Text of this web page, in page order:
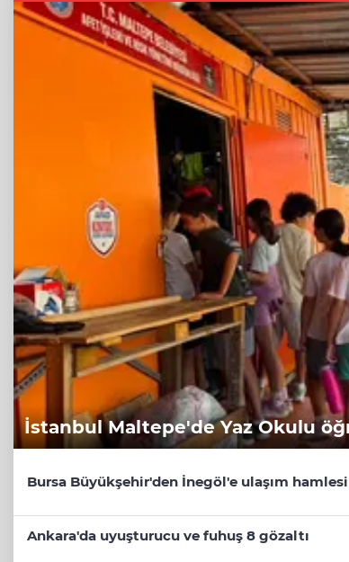
İstanbul Maltepe'de Yaz Okulu
Bursa Büyükşehir'den İnegöl'e ulaşım hamlesi
Ankara'da uyuşturucu ve fuhuş 8 gözaltı